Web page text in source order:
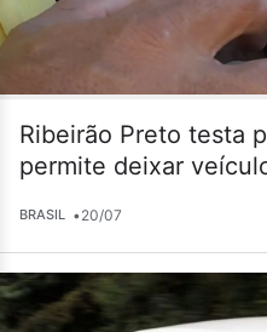
Ribeirão Preto testa
permite deixar
BRASIL •20/07